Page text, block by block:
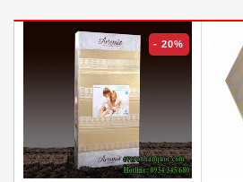
- 20%